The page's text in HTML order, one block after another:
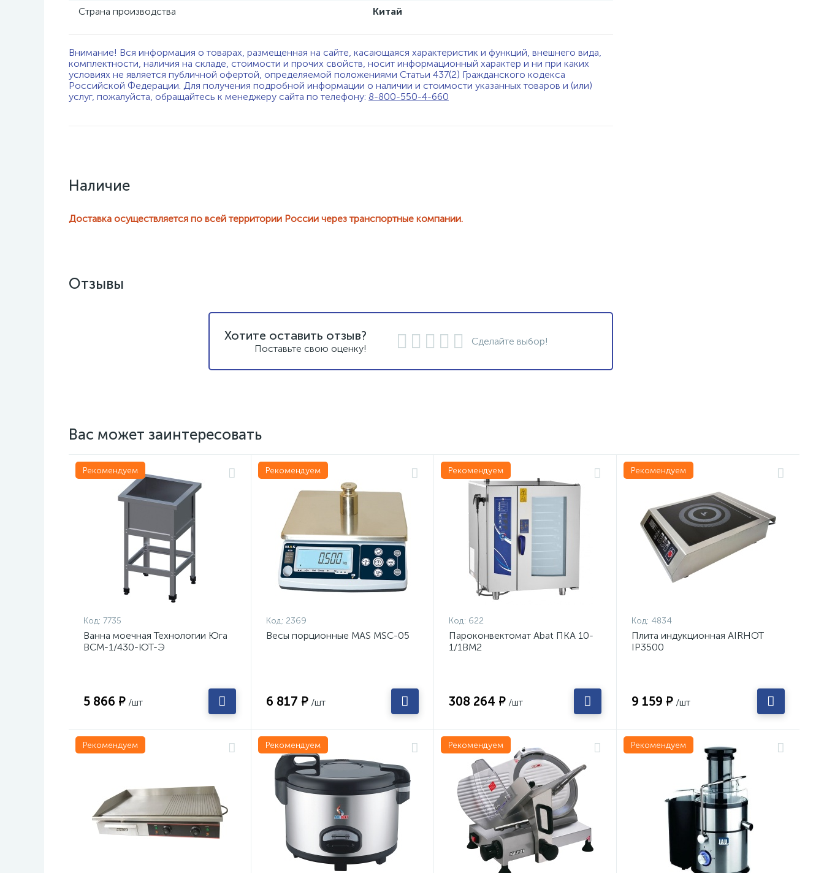
Страна производства
Китай
Внимание! Вся информация о товарах, размещенная на сайте, касающаяся характеристик и функций, внешнего вида,
комплектности, наличия на складе, стоимости и прочих свойств, носит информационный характер и ни при каких
условиях не является публичной офертой, определяемой положениями Статьи 437(2) Гражданского кодекса
Российской Федерации. Для получения подробной информации о наличии и стоимости указанных товаров и (или)
услуг, пожалуйста, обращайтесь к менеджеру сайта по телефону: 8-800-550-4-660
Наличие
Доставка осуществляется по всей территории России через транспортные компании.
Отзывы
Хотите оставить отзыв?
Поставьте свою оценку!
Сделайте выбор!
Вас может заинтересовать
Рекомендуем
Код: 7735
Ванна моечная Технологии Юга
ВСМ-1/430-ЮТ-Э
5 866 ₽ /шт
Рекомендуем
Код: 2369
Весы порционные MAS MSC-05
6 817 ₽ /шт
Рекомендуем
Код: 622
Пароконвектомат Abat ПКА 10-
1/1ВМ2
308 264 ₽ /шт
Рекомендуем
Код: 4834
Плита индукционная AIRHOT
IP3500
9 159 ₽ /шт
Рекомендуем Рекомендуем Рекомендуем Рекомендуем